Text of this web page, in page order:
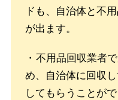
ドも、自治体と不
が出ます。
不用品回収業者
め、自治体に回収
してもらうことがで